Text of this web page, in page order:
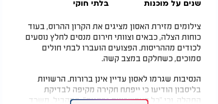
שנים על מוכנות
בלתי חוקי
צילומים מזירת האסון מציגים את הקרון ההרוס, בעוד
כוחות הצלה, כבאים וצוותי חירום מנסים לחלץ נוסעים
לכודים מההריסות. הפצועים הועברו לבתי חולים
סמוכים, כשחלקם במצב קשה.
הנסיבות שגרמו לאסון עדיין אינן ברורות. הרשויות
בליסבון הודיעו כי ייפתח חקירה מקיפה לבדיקת
התקלה, וכי "כל האפשרויות נבחנות". במקביל, משרד